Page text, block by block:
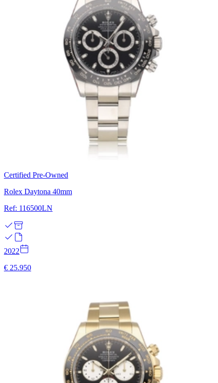
Certified Pre-Owned
Rolex Daytona 40mm
Ref: 116500LN
2022
€ 25.950